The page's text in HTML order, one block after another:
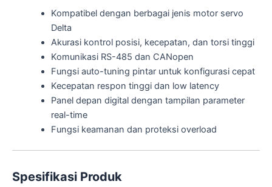
Kompatibel dengan berbagai jenis motor servo
Delta
Akurasi kontrol posisi, kecepatan, dan torsi tinggi
Komunikasi RS-485 dan CANopen
Fungsi auto-tuning pintar untuk konfigurasi cepat
Kecepatan respon tinggi dan low latency
Panel depan digital dengan tampilan parameter
real-time
Fungsi keamanan dan proteksi overload
Spesifikasi Produk